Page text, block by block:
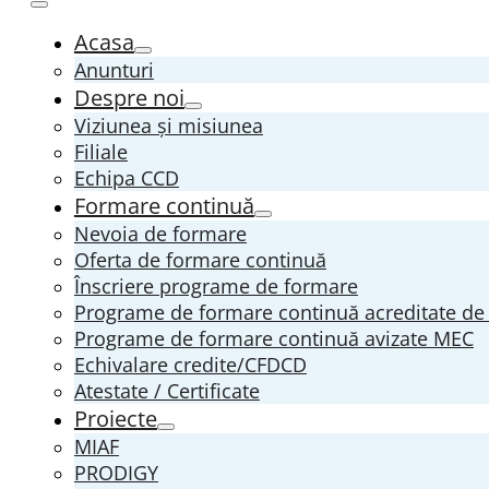
Acasa
Anunturi
Despre noi
Viziunea și misiunea
Filiale
Echipa CCD
Formare continuă
Nevoia de formare
Oferta de formare continuă
Înscriere programe de formare
Programe de formare continuă acreditate de
Programe de formare continuă avizate MEC
Echivalare credite/CFDCD
Atestate / Certificate
Proiecte
MIAF
PRODIGY